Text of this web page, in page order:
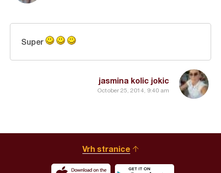
jasmina kolic jokic
October 25, 2014, 9:40 am
Super
Vrh stranice